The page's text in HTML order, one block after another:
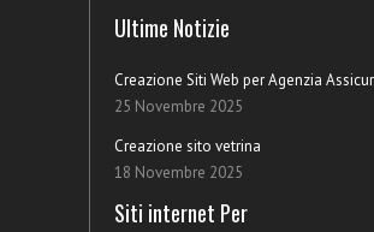
Ultime Notizie
Creazione Siti Web per Agenzia
25 Novembre 2025
Creazione sito vetrina
18 Novembre 2025
Siti internet Per